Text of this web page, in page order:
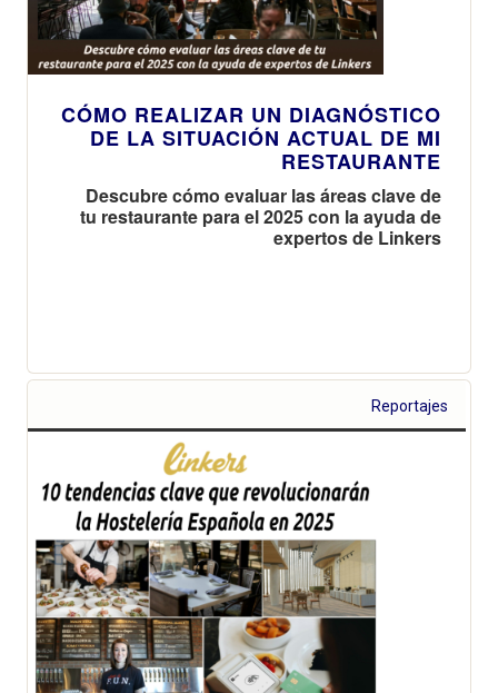
CÓMO REALIZAR UN DIAGNÓSTICO
DE LA SITUACIÓN ACTUAL DE MI
RESTAURANTE
Descubre cómo evaluar las áreas clave de
tu restaurante para el 2025 con la ayuda de
expertos de Linkers
Reportajes